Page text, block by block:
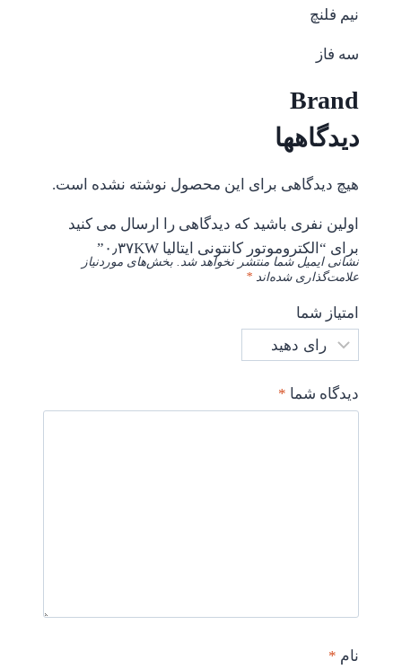
نیم فلنچ
سه فاز
Brand
دیدگاهها
هیچ دیدگاهی برای این محصول نوشته نشده است.
اولین نفری باشید که دیدگاهی را ارسال می کنید
برای “الکتروموتور کانتونی ایتالیا ۰٫۳۷KW”
نشانی ایمیل شما منتشر نخواهد شد. بخش‌های موردنیاز
علامت‌گذاری شده‌اند *
امتیاز شما
دیدگاه شما *
نام *